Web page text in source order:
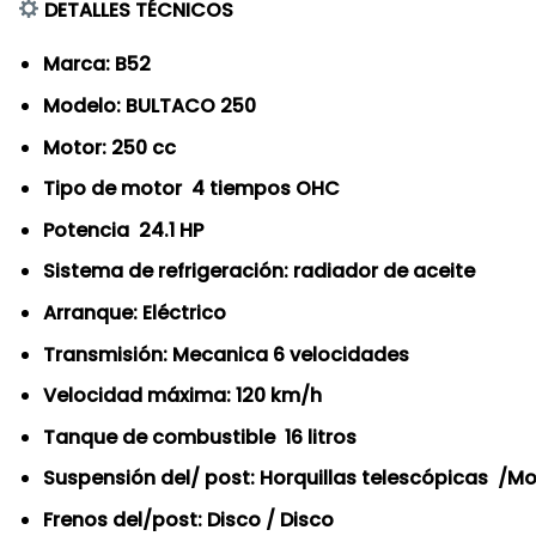
DETALLES TÉCNICOS
Marca: B52
Modelo: BULTACO 250
Motor: 250 cc
Tipo de motor 4 tiempos OHC
Potencia 24.1 HP
Sistema de refrigeración: radiador de aceite
Arranque: Eléctrico
Transmisión: Mecanica 6 velocidades
Velocidad máxima: 120 km/h
Tanque de combustible 16 litros
Suspensión del/ post: Horquillas telescópicas /
Frenos del/post: Disco / Disco